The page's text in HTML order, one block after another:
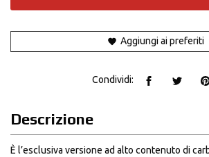
Aggiungi ai preferiti
Condividi:
Descrizione
È l’esclusiva versione ad alto contenuto di